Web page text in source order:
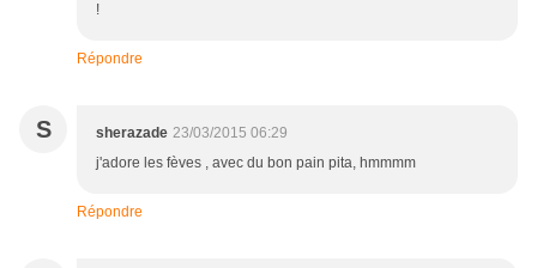
!
Répondre
S sherazade 23/03/2015 06:29
j'adore les fèves , avec du bon pain pita, hmmmm
Répondre